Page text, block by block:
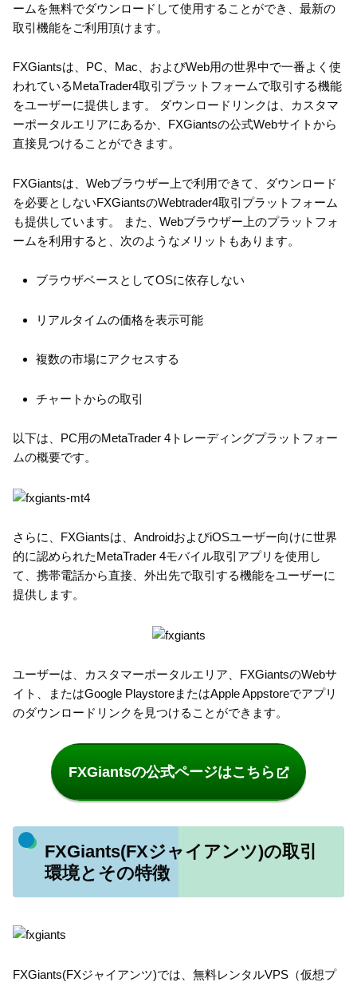
ームを無料でダウンロードして使用することができ、最新の
取引機能をご利用頂けます。
FXGiantsは、PC、Mac、およびWeb用の世界中で一番よく使
われているMetaTrader4取引プラットフォームで取引する機能
をユーザーに提供します。 ダウンロードリンクは、カスタマ
ーポータルエリアにあるか、FXGiantsの公式Webサイトから
直接見つけることができます。
FXGiantsは、Webブラウザー上で利用できて、ダウンロード
を必要としないFXGiantsのWebtrader4取引プラットフォーム
も提供しています。 また、Webブラウザー上のプラットフォ
ームを利用すると、次のようなメリットもあります。
ブラウザベースとしてOSに依存しない
リアルタイムの価格を表示可能
複数の市場にアクセスする
チャートからの取引
以下は、PC用のMetaTrader 4トレーディングプラットフォー
ムの概要です。
さらに、FXGiantsは、AndroidおよびiOSユーザー向けに世界
的に認められたMetaTrader 4モバイル取引アプリを使用し
て、携帯電話から直接、外出先で取引する機能をユーザーに
提供します。
ユーザーは、カスタマーポータルエリア、FXGiantsのWebサ
イト、またはGoogle PlaystoreまたはApple Appstoreでアプリ
のダウンロードリンクを見つけることができます。
FXGiantsの公式ページはこちら
FXGiants(FXジャイアンツ)の取引
環境とその特徴
FXGiants(FXジャイアンツ)では、無料レンタルVPS（仮想プ